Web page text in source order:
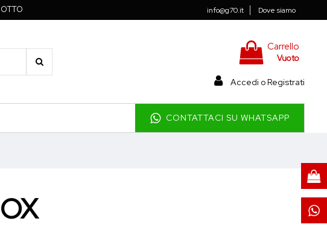
info@g70.it Dove siamo
Carrello
Vuoto
Accedi o Registrati
CONTATTACI SU WHATSAPP